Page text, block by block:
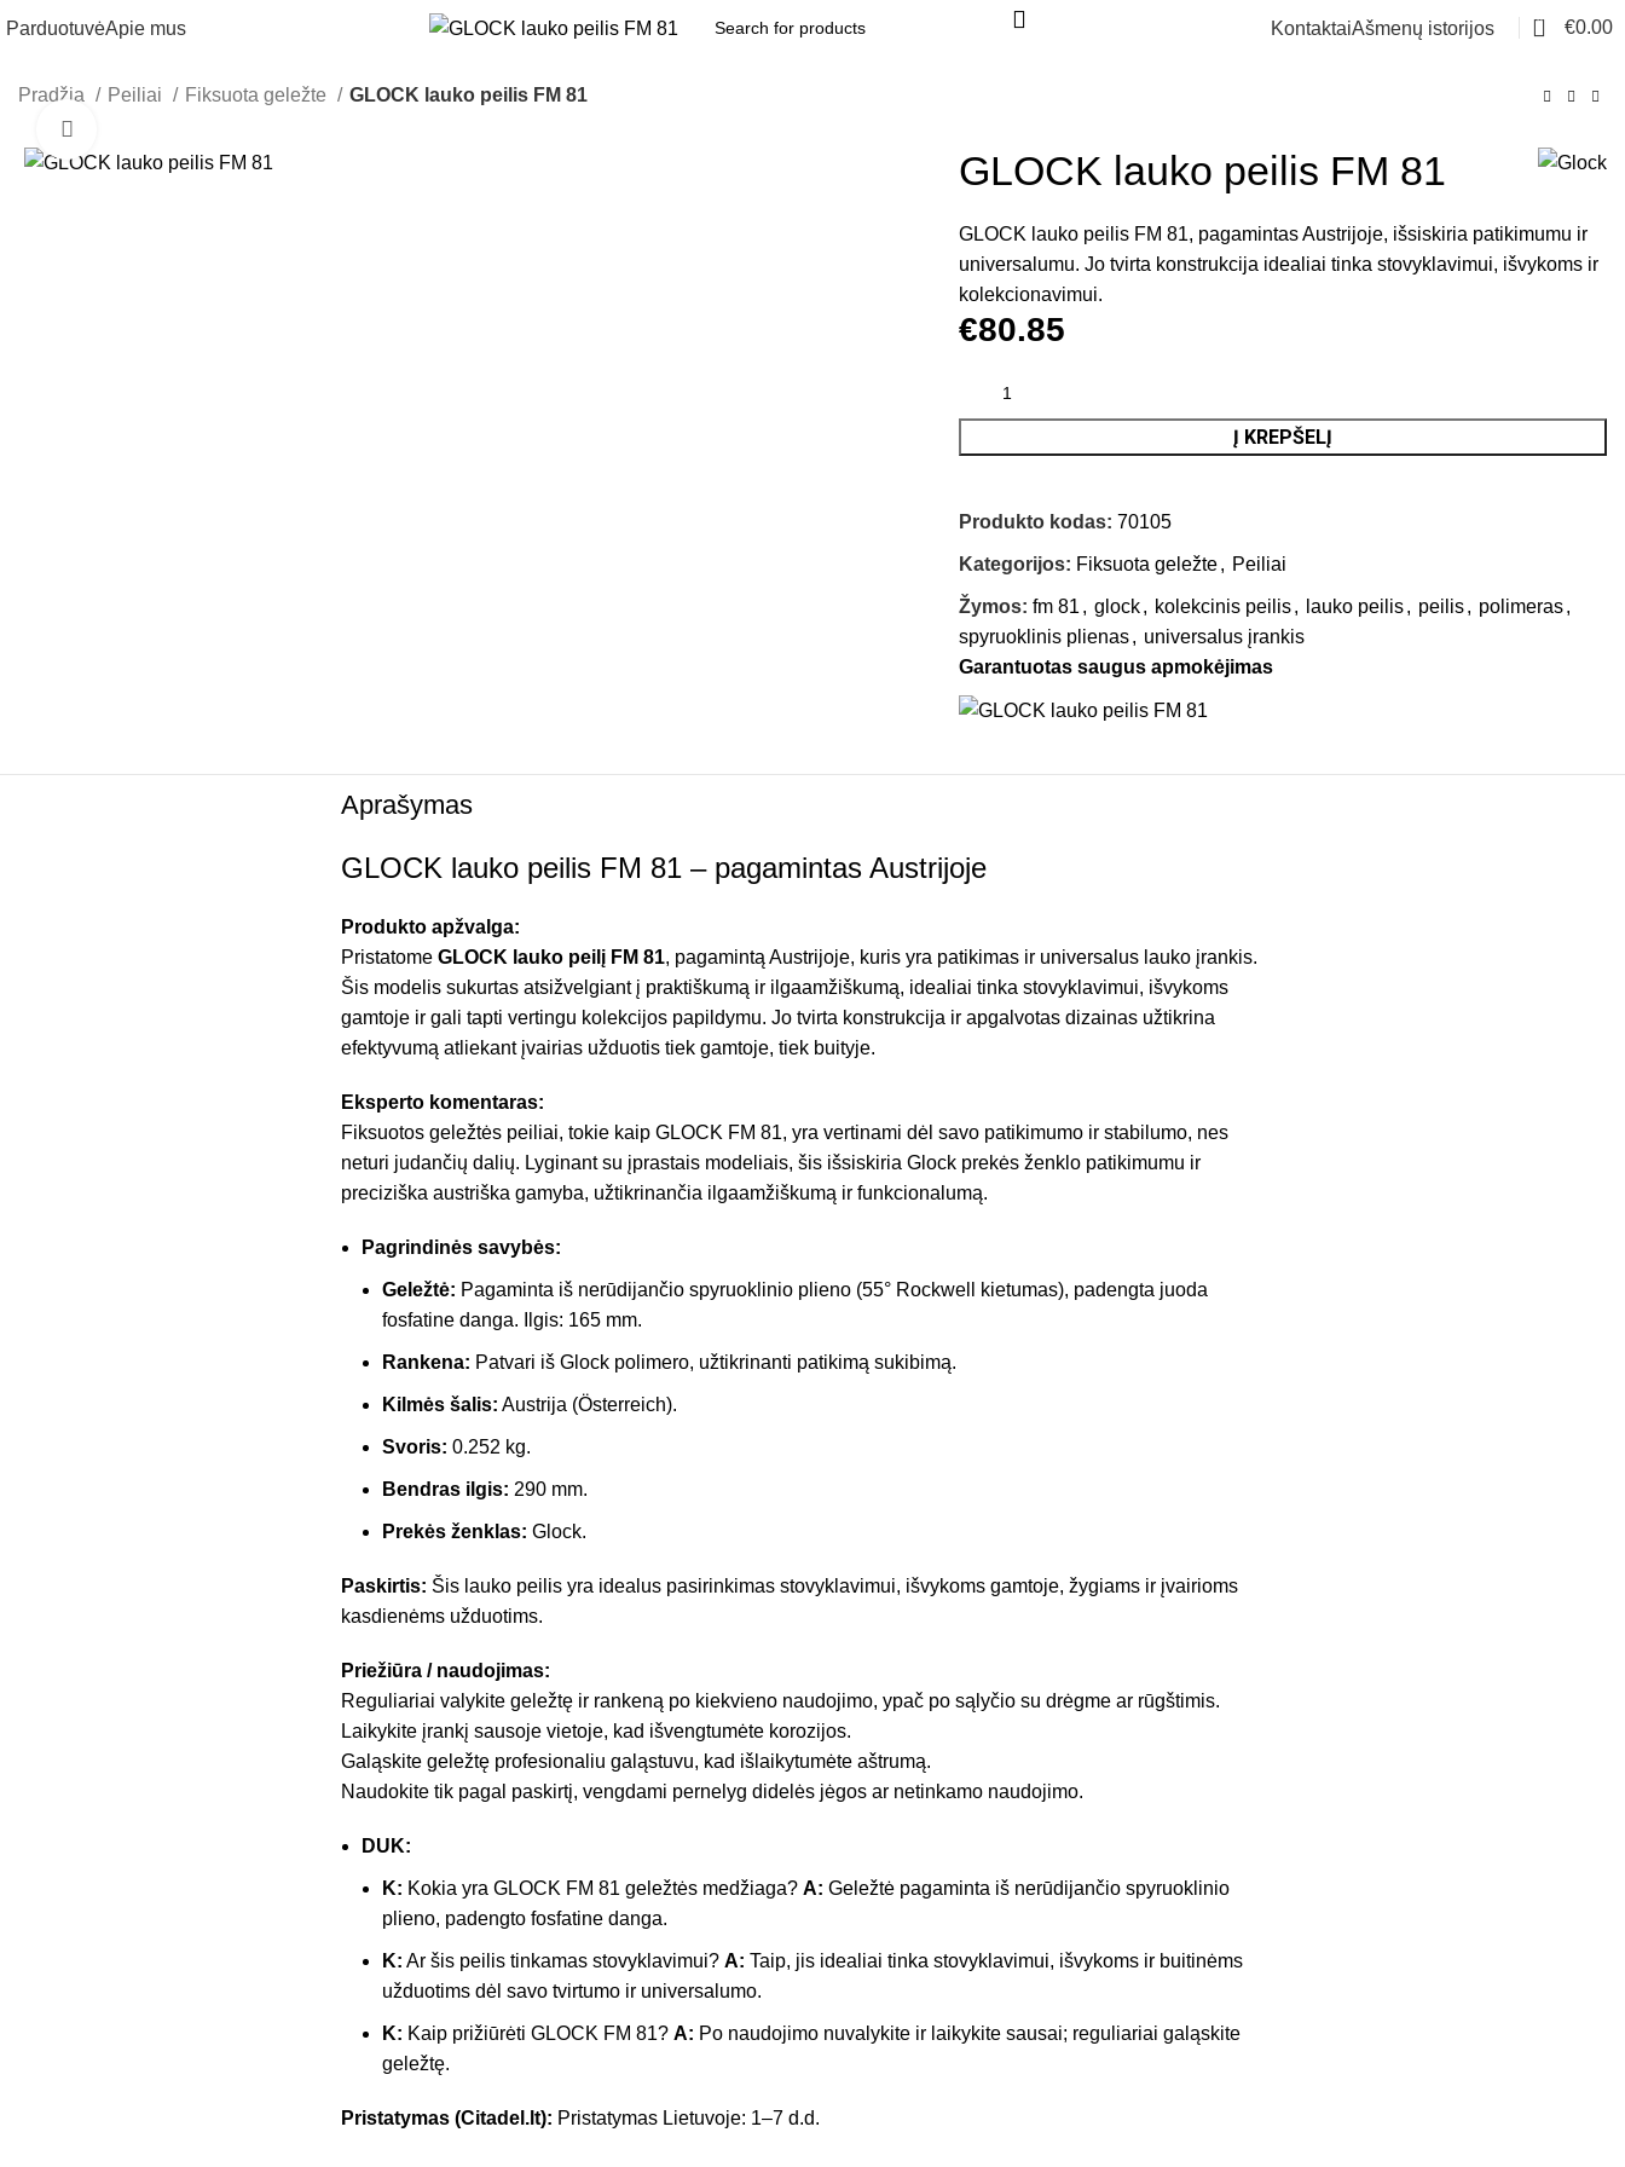
ParduotuvėApie mus KontaktaiAšmenų istorijos 0 €0.00
Pradžia Peiliai Fiksuota geležte GLOCK lauko peilis FM 81
GLOCK lauko peilis FM 81
GLOCK lauko peilis FM 81, pagamintas Austrijoje, išsiskiria patikimumu ir
universalumu. Jo tvirta konstrukcija idealiai tinka stovyklavimui, išvykoms ir
kolekcionavimui.
€80.85
Į KREPŠELĮ
Produkto kodas: 70105
Kategorijos: Fiksuota geležte, Peiliai
Žymos: fm 81 , glock, kolekcinis peilis, lauko peilis, peilis, polimeras,
spyruoklinis plienas, universalus įrankis
Garantuotas saugus apmokėjimas
Aprašymas
GLOCK lauko peilis FM 81 – pagamintas Austrijoje
Produkto apžvalga:
Pristatome GLOCK lauko peilį FM 81, pagamintą Austrijoje, kuris yra patikimas ir universalus lauko įrankis.
Šis modelis sukurtas atsižvelgiant į praktiškumą ir ilgaamžiškumą, idealiai tinka stovyklavimui, išvykoms
gamtoje ir gali tapti vertingu kolekcijos papildymu. Jo tvirta konstrukcija ir apgalvotas dizainas užtikrina
efektyvumą atliekant įvairias užduotis tiek gamtoje, tiek buityje.
Eksperto komentaras:
Fiksuotos geležtės peiliai, tokie kaip GLOCK FM 81, yra vertinami dėl savo patikimumo ir stabilumo, nes
neturi judančių dalių. Lyginant su įprastais modeliais, šis išsiskiria Glock prekės ženklo patikimumu ir
preciziška austriška gamyba, užtikrinančia ilgaamžiškumą ir funkcionalumą.
Pagrindinės savybės:
Geležtė: Pagaminta iš nerūdijančio spyruoklinio plieno (55° Rockwell kietumas), padengta juoda
fosfatine danga. Ilgis: 165 mm.
Rankena: Patvari iš Glock polimero, užtikrinanti patikimą sukibimą.
Kilmės šalis: Austrija (Österreich).
Svoris: 0.252 kg.
Bendras ilgis: 290 mm.
Prekės ženklas: Glock.
Paskirtis: Šis lauko peilis yra idealus pasirinkimas stovyklavimui, išvykoms gamtoje, žygiams ir įvairioms
kasdienėms užduotims.
Priežiūra / naudojimas:
Reguliariai valykite geležtę ir rankeną po kiekvieno naudojimo, ypač po sąlyčio su drėgme ar rūgštimis.
Laikykite įrankį sausoje vietoje, kad išvengtumėte korozijos.
Galąskite geležtę profesionaliu galąstuvu, kad išlaikytumėte aštrumą.
Naudokite tik pagal paskirtį, vengdami pernelyg didelės jėgos ar netinkamo naudojimo.
DUK:
K: Kokia yra GLOCK FM 81 geležtės medžiaga? A: Geležtė pagaminta iš nerūdijančio spyruoklinio
plieno, padengto fosfatine danga.
K: Ar šis peilis tinkamas stovyklavimui? A: Taip, jis idealiai tinka stovyklavimui, išvykoms ir buitinėms
užduotims dėl savo tvirtumo ir universalumo.
K: Kaip prižiūrėti GLOCK FM 81? A: Po naudojimo nuvalykite ir laikykite sausai; reguliariai galąskite
geležtę.
Pristatymas (Citadel.lt): Pristatymas Lietuvoje: 1–7 d.d.